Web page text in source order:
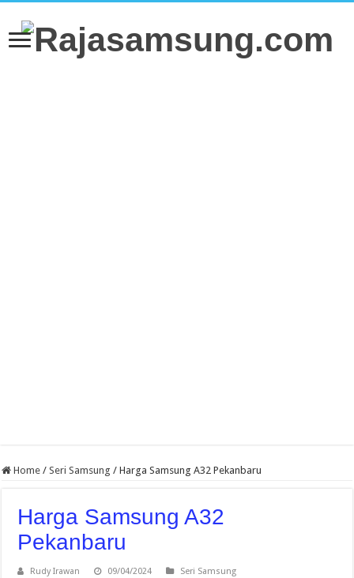
Home / Seri Samsung / Harga Samsung A32 Pekanbaru
Harga Samsung A32
Pekanbaru
Rudy Irawan 09/04/2024
Seri Samsung